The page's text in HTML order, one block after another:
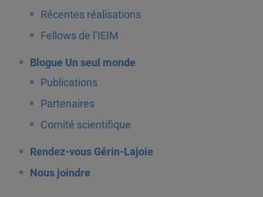
Récentes réalisations
Fellows de l’IEIM
Blogue Un seul monde
Publications
Partenaires
Comité scientifique
Rendez-vous Gérin-Lajoie
Nous joindre